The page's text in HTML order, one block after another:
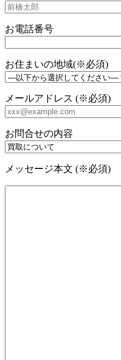
お電話番号
お住まいの地域(※必須)
メールアドレス (※必須)
お問合せの内容
メッセージ本文 (※必須)